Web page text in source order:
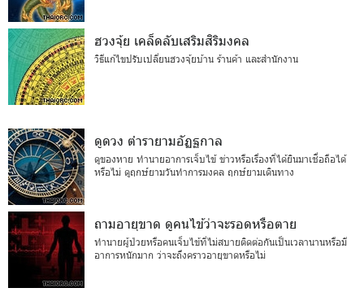
ฮวงจุ้ย เคล็ดลับเสริมสิริมงคล
วิธีแก้ไขปรับเปลี่ยนฮวงจุ้ยบ้าน ร้านค้า และสำนักงาน
ดูดวง ตำรายามอัฏฐกาล
ดูของหาย ทำนายอาการเจ็บไข้ ข่าวหรือเรื่องที่ได้ยินมาเชื่อถือได้
หรือไม่ ดูฤกษ์ยามวันทำการมงคล ฤกษ์ยามเดินทาง
ถามอายุขาด ดูคนไข้ว่าจะรอดหรือตาย
ทำนายผู้ป่วยหรือคนเจ็บไข้ที่ไม่สบายติดต่อกันเป็นเวลานานหรือมี
อาการหนักมาก ว่าจะถึงคราวอายุขาดหรือไม่